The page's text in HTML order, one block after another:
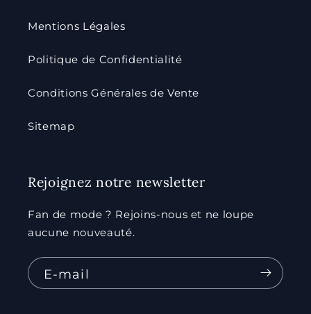
Mentions Légales
Politique de Confidentialité
Conditions Générales de Vente
Sitemap
Rejoignez notre newsletter
Fan de mode ? Rejoins-nous et ne loupe
aucune nouveauté.
E-mail